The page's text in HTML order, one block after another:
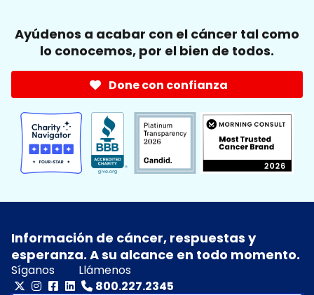
Ayúdenos a acabar con el cáncer tal como
lo conocemos, por el bien de todos.
Done con confianza
Información de cáncer, respuestas y
esperanza. A su alcance en todo momento.
Síganos
Llámenos
800.227.2345